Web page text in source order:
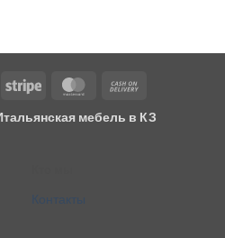
Stripe MasterCard
Delivery
мебель в КЗ
Контакты